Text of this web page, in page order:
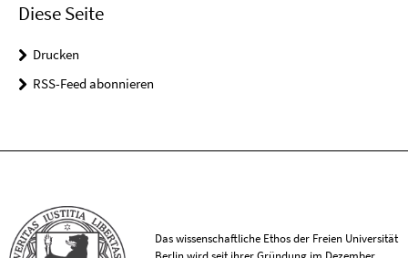
Diese Seite
Drucken
RSS-Feed abonnieren
Das wissenschaftliche Ethos der Freien Universität